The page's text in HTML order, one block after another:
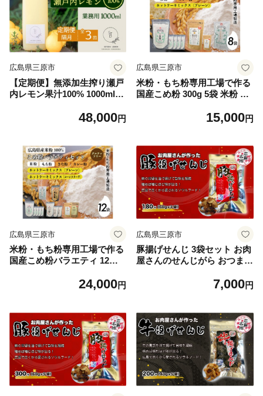
広島県三原市
【定期便】無添加生搾り瀬戸
内レモン果汁100% 1000ml×
りなし 水無し ストレート レ
戸田レモン ノーワックス 防
腐剤不使用 尾道 エコレモン
瀬戸内レモン 082002
48,000円
広島県三原市
米粉・もち粉専用工場で作る
国産こめ粉 300g 5袋 米粉 ホ
200g 2袋 カレー 中辛 110g グ
レーオブザイヤー 140007
15,000円
広島県三原市
米粉・もち粉専用工場で作る
国産こめ粉バラエティ 12袋
ットケーキミックス粉 プレー
テンフリー 140008
24,000円
広島県三原市
豚揚げせんじ 3袋セット お肉
屋さんのせんじがら おつまみ
広島名物 せんじ肉 028016
7,000円